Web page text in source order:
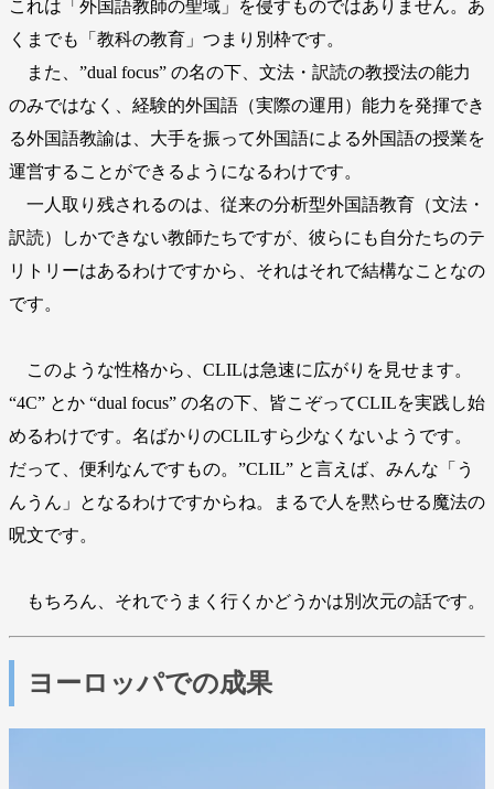
これは「外国語教師の聖域」を侵すものではありません。あ
くまでも「教科の教育」つまり別枠です。
また、”dual focus” の名の下、文法・訳読の教授法の能力
のみではなく、経験的外国語（実際の運用）能力を発揮でき
る外国語教諭は、大手を振って外国語による外国語の授業を
運営することができるようになるわけです。
一人取り残されるのは、従来の分析型外国語教育（文法・
訳読）しかできない教師たちですが、彼らにも自分たちのテ
リトリーはあるわけですから、それはそれで結構なことなの
です。
このような性格から、CLILは急速に広がりを見せます。
“4C” とか “dual focus” の名の下、皆こぞってCLILを実践し始
めるわけです。名ばかりのCLILすら少なくないようです。
だって、便利なんですもの。”CLIL” と言えば、みんな「う
んうん」となるわけですからね。まるで人を黙らせる魔法の
呪文です。
もちろん、それでうまく行くかどうかは別次元の話です。
ヨーロッパでの成果